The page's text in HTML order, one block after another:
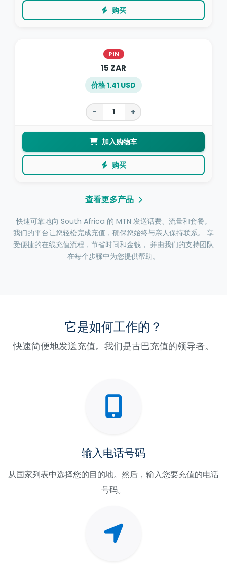
购买
PIN
15 ZAR
价格 1.41 USD
− +
加入购物车
购买
查看更多产品
快速可靠地向 South Africa 的 MTN 发送话费、流量和套餐。
我们的平台让您轻松完成充值，确保您始终与亲人保持联系。 享
受便捷的在线充值流程，节省时间和金钱， 并由我们的支持团队
在每个步骤中为您提供帮助。
它是如何工作的？
快速简便地发送充值。我们是古巴充值的领导者。
输入电话号码
从国家列表中选择您的目的地。然后，输入您要充值的电话
号码。